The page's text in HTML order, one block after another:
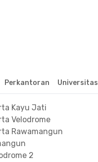
Perkantoran Universitas
Kayu Jati
Velodrome
Rawamangun
2